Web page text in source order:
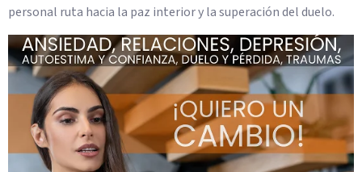
personal ruta hacia la paz interior y la superación del duelo.